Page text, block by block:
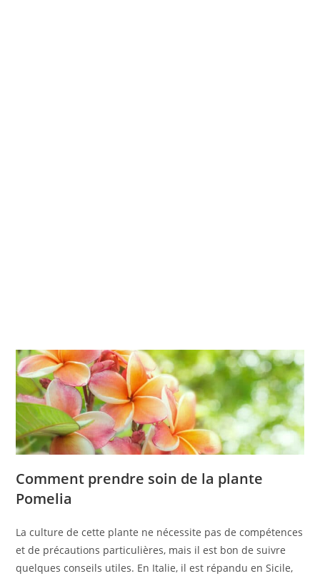
Comment prendre soin de la plante
Pomelia
La culture de cette plante ne nécessite pas de compétences
et de précautions particulières, mais il est bon de suivre
quelques conseils utiles. En Italie, il est répandu en Sicile,